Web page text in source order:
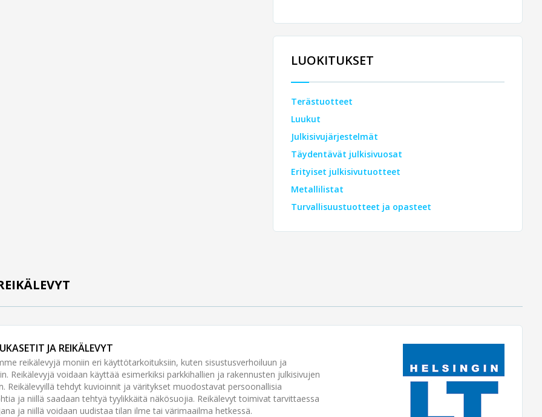
LUOKITUKSET
Terästuotteet
Luukut
Julkisivujärjestelmät
Täydentävät julkisivuosat
Erityiset julkisivutuotteet
Metallilistat
Turvallisuustuotteet ja opasteet
JA REIKÄLEVYT
reikälevyjä moniin eri käyttötarkoituksiin, kuten sisustusverhoiluun ja
Reikälevyjä voidaan käyttää esimerkiksi parkkihallien ja rakennusten julkisivujen
Reikälevyillä tehdyt kuvioinnit ja väritykset muodostavat persoonallisia
ja niillä saadaan tehtyä tyylikkäitä näkösuojia. Reikälevyt toimivat tarvittaessa
ja niillä voidaan uudistaa tilan ilme tai värimaailma hetkessä.